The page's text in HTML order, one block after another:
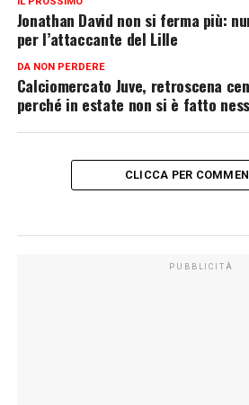
Jonathan David non si ferma più:
per l’attaccante del Lille
DA NON PERDERE
Calciomercato Juve, retroscena
perché in estate non si è fatto
CLICCA PER
PUBBLICITÀ